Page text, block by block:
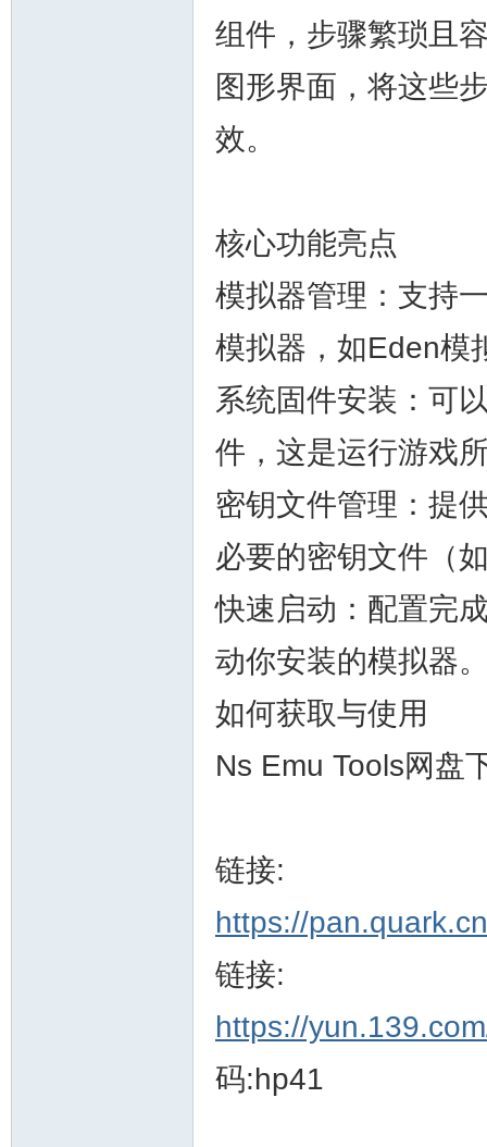
组件，步骤繁琐且
图形界面，将这些
效。
核心功能亮点
模拟器管理：支持
模拟器，如Eden模
系统固件安装：可
件，这是运行游戏
密钥文件管理：提
必要的密钥文件（
快速启动：配置完
动你安装的模拟器
如何获取与使用
Ns Emu Tools网盘
链接:
https://
链接:
https://
码:hp41